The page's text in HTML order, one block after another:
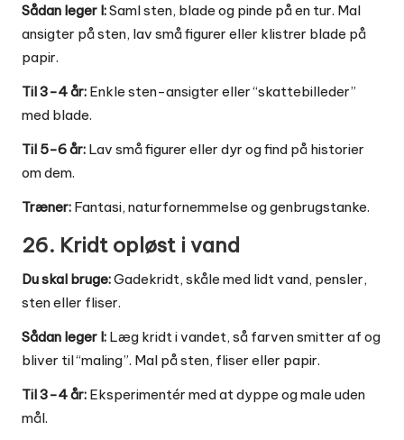
Sådan leger I:Saml sten, blade og pinde på en tur. Mal
ansigter på sten, lav små figurer eller klistrer blade på
papir.
Til 3-4 år: Enkle sten-ansigter eller “skattebilleder”
med blade.
Til 5-6 år: Lav små figurer eller dyr og find på historier
om dem.
Træner: Fantasi, naturfornemmelse og genbrugstanke.
26. Kridt opløst i vand
Du skal bruge:Gadekridt, skåle med lidt vand, pensler,
sten eller fliser.
Sådan leger I: Læg kridt i vandet, så farven smitter af og
bliver til “maling”. Mal på sten, fliser eller papir.
Til 3-4 år: Eksperimentér med at dyppe og male uden
mål.